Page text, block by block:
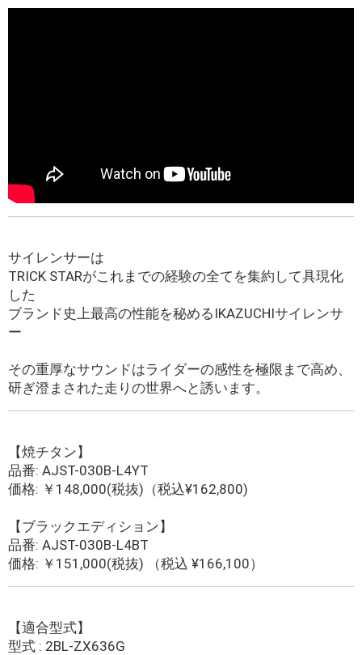
サイレンサーは
TRICK STARがこれまでの経験の全てを集約して具現化
した
ブランド史上最高の性能を秘めるIKAZUCHIサイレンサ
ー
その重厚なサウンドはライダーの感性を極限まで高め、
研ぎ澄まされた走りの世界へと誘います。
【焼チタン】
品番: AJST-030B-L4YT
価格: ￥148,000(税抜)（税込¥162,800)
【ブラックエディション】
品番: AJST-030B-L4BT
価格: ￥151,000(税抜) （税込 ¥166,100）
【適合型式】
型式 : 2BL-ZX636G